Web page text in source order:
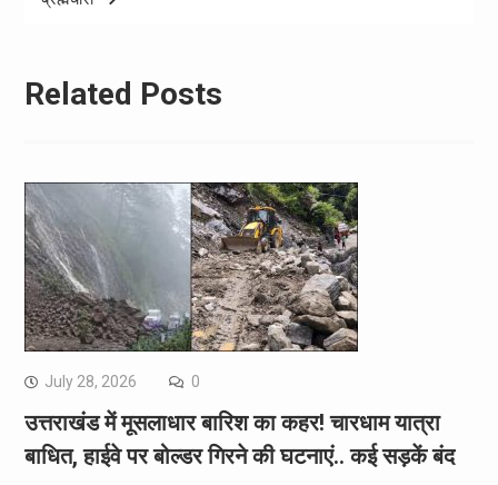
Related Posts
July 28, 2026 0
उत्तराखंड में मूसलाधार बारिश का कहर! चारधाम यात्रा
बाधित, हाईवे पर बोल्डर गिरने की घटनाएं.. कई सड़कें बंद